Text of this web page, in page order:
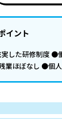
イント
した研修制度 ●
業ほぼなし ●個